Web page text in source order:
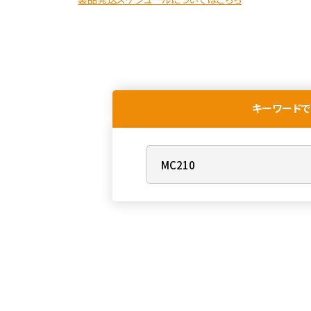
キーワード